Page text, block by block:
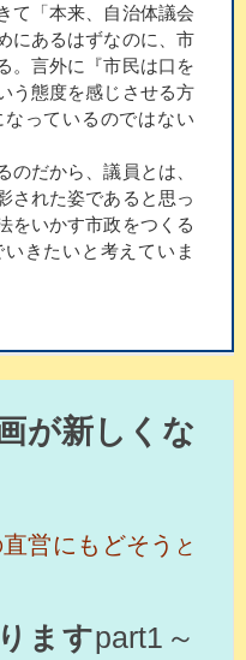
て「本来、自治体議会
にあるはずなのに、市
。言外に『市民は口を
う態度を感じさせる方
っているのではない
だから、議員とは、
された姿であると思っ
をいかす市政をつくる
きたいと考えていま
が新しくな
営にもどそう と
ますpart1～